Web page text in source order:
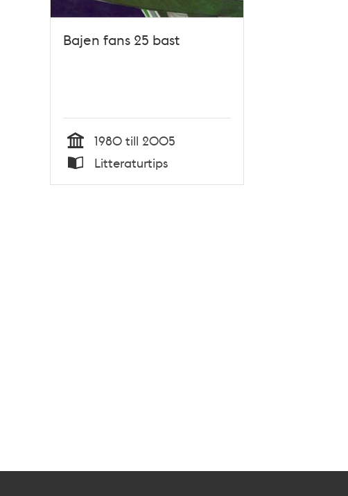
Bajen fans 25 bast
Tid
1980 till 2005
Typ
Litteraturtips